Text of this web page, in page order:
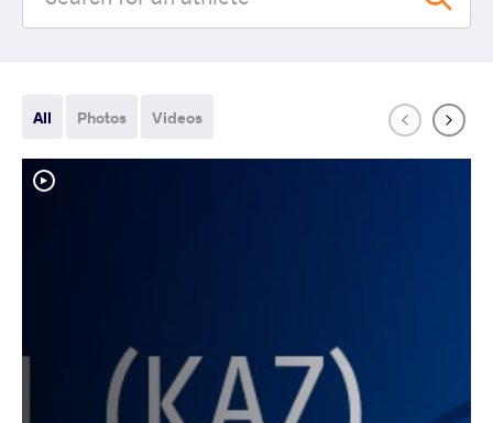
All Photos Videos